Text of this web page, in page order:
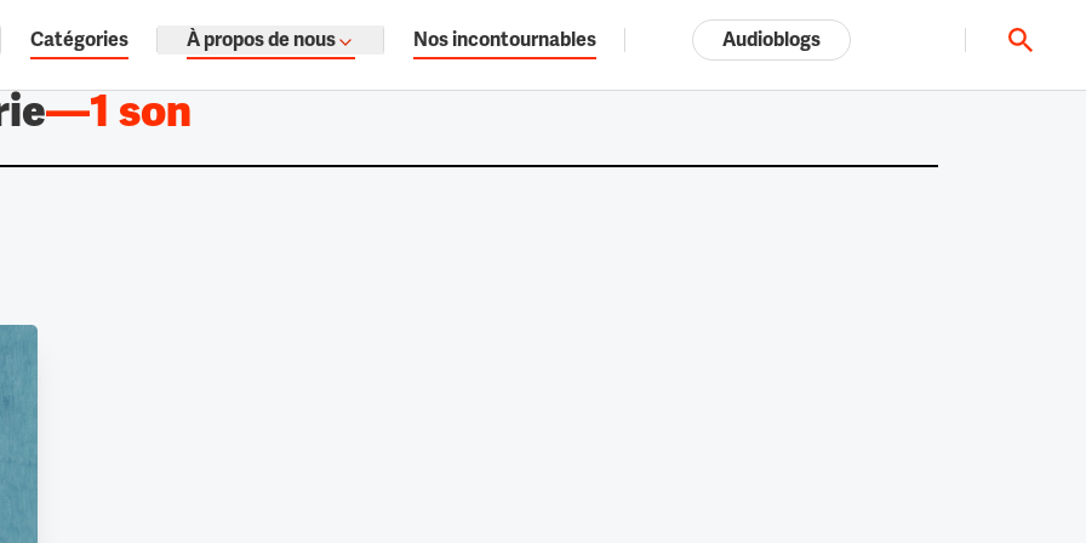
documentaires audio.
Tout l'univers ARTE.tv
Catégories À propos de nous Nos incontournables Audioblogs
—1 son